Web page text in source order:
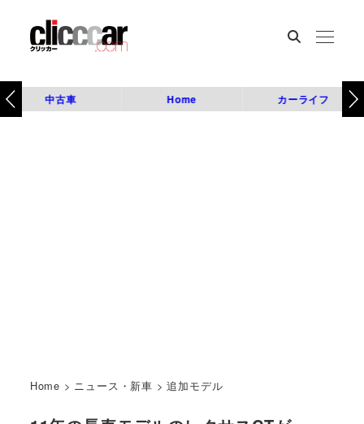
中古車 Home カーライフ
Home > ニュース・新車 >追加モデル